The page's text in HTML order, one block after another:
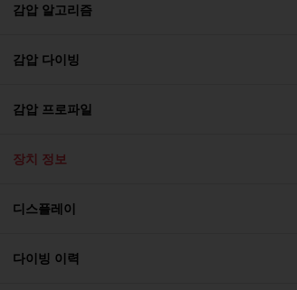
감압 알고리즘
감압 다이빙
감압 프로파일
장치 정보
디스플레이
다이빙 이력